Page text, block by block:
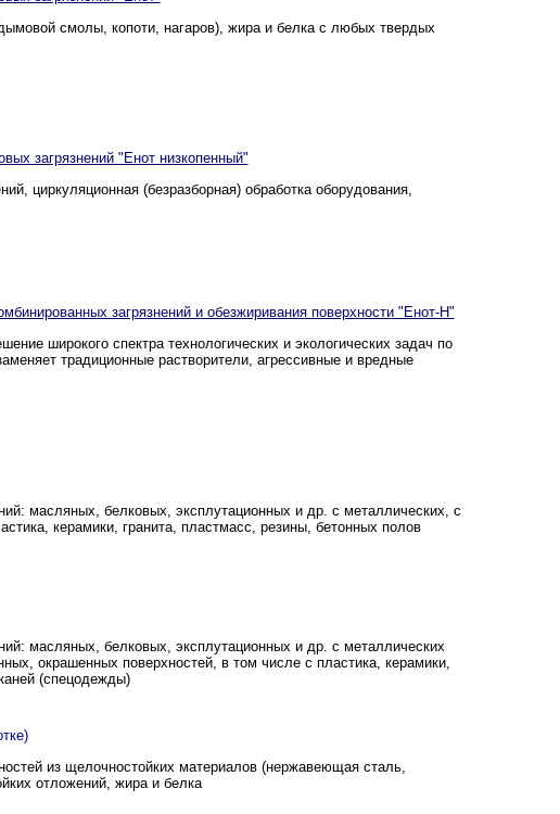
смолы, копоти, нагаров), жира и белка с любых твердых
загрязнений "Енот низкопенный"
циркуляционная (безразборная) обработка оборудования,
загрязнений и обезжиривания поверхности "Енот-Н"
широкого спектра технологических и экологических задач по
традиционные растворители, агрессивные и вредные
масляных, белковых, эксплутационных и др. с металлических, с
керамики, гранита, пластмасс, резины, бетонных полов
масляных, белковых, эксплутационных и др. с металлических
окрашенных поверхностей, в том числе с пластика, керамики,
(спецодежды)
из щелочностойких материалов (нержавеющая сталь,
отложений, жира и белка